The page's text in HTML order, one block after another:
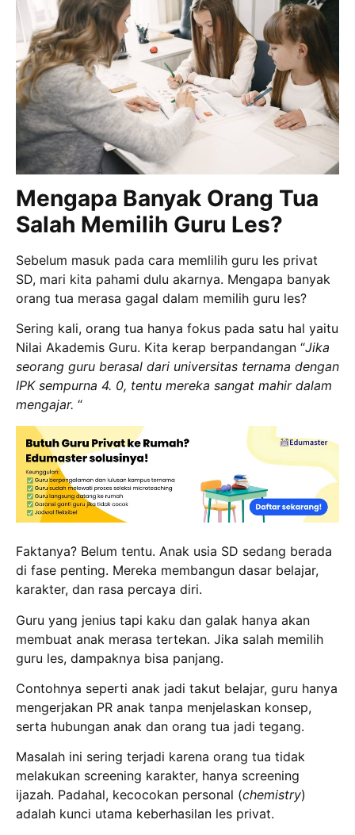
Mengapa Banyak Orang Tua
Salah Memilih Guru Les?
Sebelum masuk pada cara memlilih guru les privat
SD, mari kita pahami dulu akarnya. Mengapa banyak
orang tua merasa gagal dalam memilih guru les?
Sering kali, orang tua hanya fokus pada satu hal yaitu
Nilai Akademis Guru. Kita kerap berpandangan “Jika
seorang guru berasal dari universitas ternama dengan
IPK sempurna 4. 0, tentu mereka sangat mahir dalam
mengajar. “
Faktanya? Belum tentu. Anak usia SD sedang berada
di fase penting. Mereka membangun dasar belajar,
karakter, dan rasa percaya diri.
Guru yang jenius tapi kaku dan galak hanya akan
membuat anak merasa tertekan. Jika salah memilih
guru les, dampaknya bisa panjang.
Contohnya seperti anak jadi takut belajar, guru hanya
mengerjakan PR anak tanpa menjelaskan konsep,
serta hubungan anak dan orang tua jadi tegang.
Masalah ini sering terjadi karena orang tua tidak
melakukan screening karakter, hanya screening
ijazah. Padahal, kecocokan personal (chemistry)
adalah kunci utama keberhasilan les privat.